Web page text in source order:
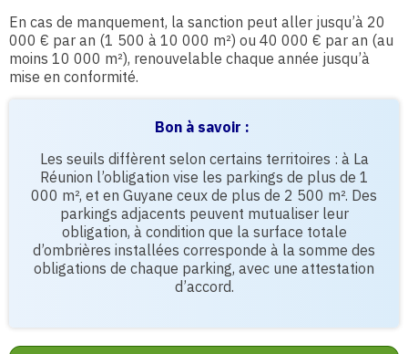
En cas de manquement, la sanction peut aller jusqu’à 20
000 € par an (1 500 à 10 000 m²) ou 40 000 € par an (au
moins 10 000 m²), renouvelable chaque année jusqu’à
mise en conformité.
Bon à savoir :
Les seuils diffèrent selon certains territoires : à La
Réunion l’obligation vise les parkings de plus de 1
000 m², et en Guyane ceux de plus de 2 500 m². Des
parkings adjacents peuvent mutualiser leur
obligation, à condition que la surface totale
d’ombrières installées corresponde à la somme des
obligations de chaque parking, avec une attestation
d’accord.